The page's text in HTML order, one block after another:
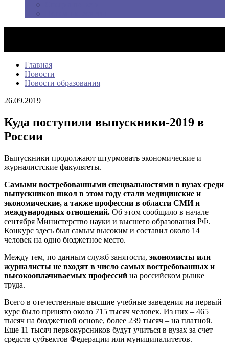
Главная
Новости
Новости образования
26.09.2019
Куда поступили выпускники-2019 в
России
Выпускники продолжают штурмовать экономические и
журналистские факультеты.
Самыми востребованными специальностями в вузах среди
выпускников школ в этом году стали медицинские и
экономические, а также профессии в области СМИ и
международных отношений. Об этом сообщило в начале
сентября Министерство науки и высшего образования РФ.
Конкурс здесь был самым высоким и составил около 14
человек на одно бюджетное место.
Между тем, по данным служб занятости, экономисты или
журналисты не входят в число самых востребованных и
высокооплачиваемых профессий на российском рынке
труда.
Всего в отечественные высшие учебные заведения на первый
курс было принято около 715 тысяч человек. Из них – 465
тысяч на бюджетной основе, более 239 тысяч – на платной.
Еще 11 тысяч первокурсников будут учиться в вузах за счет
средств субъектов Федерации или муниципалитетов.